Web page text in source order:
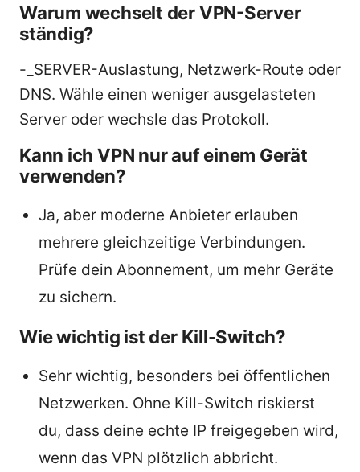
Warum wechselt der VPN-Server
ständig?
-_SERVER-Auslastung, Netzwerk-Route oder
DNS. Wähle einen weniger ausgelasteten
Server oder wechsle das Protokoll.
Kann ich VPN nur auf einem Gerät
verwenden?
Ja, aber moderne Anbieter erlauben
mehrere gleichzeitige Verbindungen.
Prüfe dein Abonnement, um mehr Geräte
zu sichern.
Wie wichtig ist der Kill-Switch?
Sehr wichtig, besonders bei öffentlichen
Netzwerken. Ohne Kill-Switch riskierst
du, dass deine echte IP freigegeben wird,
wenn das VPN plötzlich abbricht.